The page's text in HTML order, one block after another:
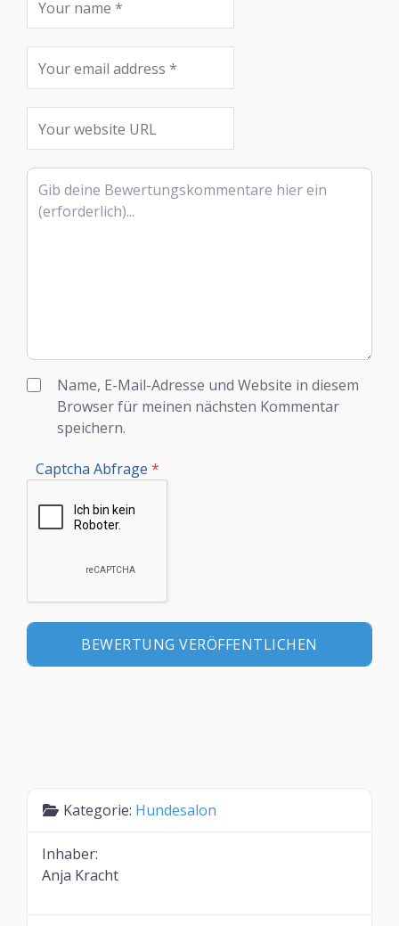
Rezensionstext
Name, E-Mail-Adresse und Website in diesem
Browser für meinen nächsten Kommentar
speichern.
Captcha Abfrage *
Kategorie: Hundesalon
Inhaber:
Anja Kracht